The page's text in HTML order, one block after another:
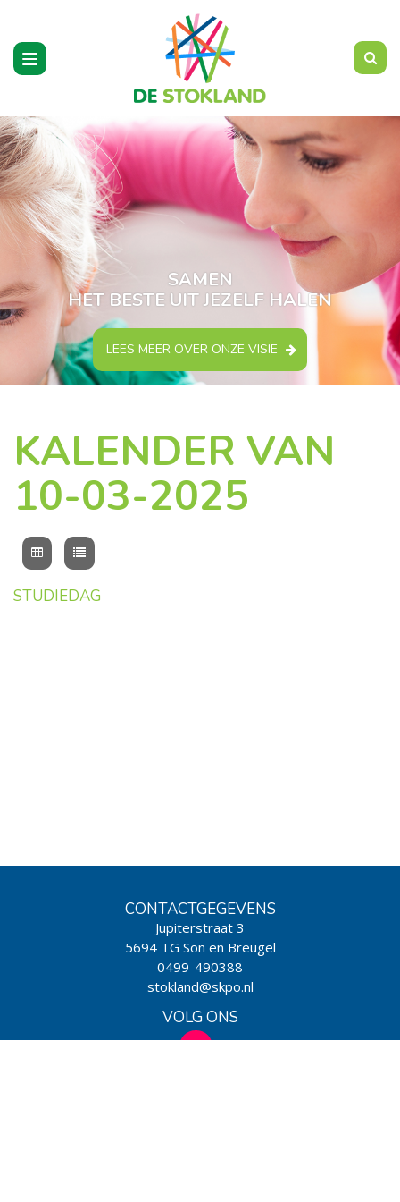
Toggle
navigation
SAMEN
HET BESTE UIT JEZELF HALEN
LEES MEER OVER ONZE VISIE
KALENDER VAN
10-03-2025
STUDIEDAG
CONTACTGEGEVENS
Jupiterstraat 3
5694 TG Son en Breugel
0499-490388
stokland@skpo.nl
VOLG ONS